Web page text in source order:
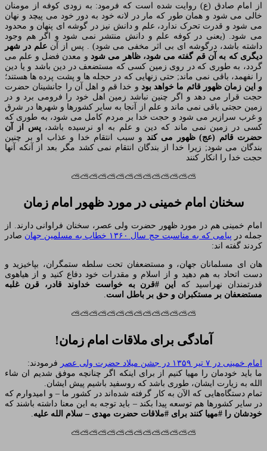
از امام صادق (ع) روایت شده است که فرمود: به زودی کوفه از مومنان
خالی می شود و همان طور که مار در لانه خود به دور خود می پیچد و نهان
می شود و قدرت تحرک ندارد، علم و دانش نیز در گوشه ای پنهان و محدود
می شود. (یعنی در کوفه علم و دانش منتشر نمی شود و اگر هم وجود
داشته باشد، درگوشه ای بی اثر مخفی می شود) . پس از آنعلم در شهر
دیگری که به آن قم گفته می شود، ظاهر می شود و معدن فضل و علم می
گردد، به طوری که در روی زمین کسی که مستضعف در دین باشد و یا دین
را نفهمد، باقی نمی ماند; حتی زنهایی که در حجله ها و پشت پرده ها هستند؛
و این زمان ظهور قائم ما خواهد بود و خدا قم و اهل آن را جانشینان حضرت
حجت قرار می دهد و اگر چنین نباشد زمین اهل خود را فرومی برد و در
زمین حجتی باقی نمی ماند و علم از آنجا به سایر کشورها و شهرها در شرق
و غرب سرازیر می شود و حجت خدا بر مردم کامل می شود، به طوری که
کسی در زمین نمی ماند که دین و علم به او نرسیده باشد،پس از آن
حضرت قائم (عج) ظهور می کند و سبب انتقام خدا و عذاب او بر چنین
بندگان می شود; زیرا خدا از بندگان انتقام نمی کشد مگر بعد از آنکه آنها
حجت خدا را انکار کنند
⛅⛅⛅⛅⛅⛅⛅⛅⛅⛅⛅⛅⛅⛅
سخنان امام خمینی در مورد ظهور امام زمان
امام خمینی هم در مورد ظهور حضرت ولی عصر، سخنان فراوانی دارند. از
جمله در پیامی که به مناسبت حج سال ۱۳۶۰ خطاب به مسلمین جهان
صادر
کردند گفته اند:
هان‌ ای مسلمانان جهان، و مستضعفان تحت سلطه ستمگران، بپاخیزید و
دست اتحاد به هم دهید و از اسلام و مقدرات خود دفاع کنید و از هیاهوی
قدرتمندان نهراسید که
این #قرن به خواست خداوند قادر، قرن غلبه
مستضعفان بر مستکبران و حق بر باطل است.
⛅⛅⛅⛅⛅⛅⛅⛅⛅⛅⛅⛅⛅⛅
آمادگی برای ملاقات امام زمان!
امام خمینی در ۷ تیر ۱۳۵۹ در جشن میلاد حضرت ولی عصر
فرمودند:
ما باید خودمان را مهیا کنیم از برای اینکه اگر چنانچه موفق‌ شدیم ان شاء
الله به زیارت ایشان، طوری باشد که روسفید باشیم پیش ایشان.
تمام دستگاه‌هایی که الآن به کار گرفته شده‌اند در کشور ما – و امیدوارم که
در سایر کشورها هم توسعه پیدا بکند – باید توجه به این معنا داشته باشند که
خودشان را #مهیا کنند برای #ملاقات حضرت مهدی – سلام الله علیه.
⛅⛅⛅⛅⛅⛅⛅⛅⛅⛅⛅⛅⛅⛅